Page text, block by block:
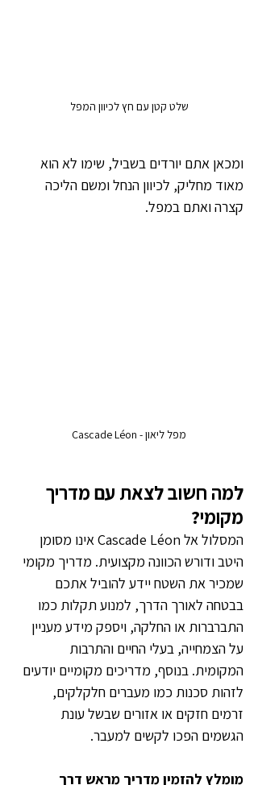
שלט קטן עם חץ לכיוון המפל
ומכאן אתם יורדים בשביל, שימו לא הוא
מאוד מחליק, לכיוון הנחל ומשם הליכה
קצרה ואתם במפל.
מפל ליאון - Cascade Léon
למה חשוב לצאת עם מדריך
מקומי?
המסלול אל Cascade Léon אינו מסומן
היטב ודורש הכוונה מקצועית. מדריך מקומי
שמכיר את השטח יידע להוביל אתכם
בבטחה לאורך הדרך, למנוע תקלות כמו
התברברות או החלקה, ויספק מידע מעניין
על הצמחייה, בעלי החיים והתרבות
המקומית. בנוסף, מדריכים מקומיים יודעים
לזהות סכנות כמו מעברים חלקלקים,
זרמים חזקים או אזורים שבשל עונת
הגשמים הפכו לקשים למעבר.
מומלץ להזמין מדריך מראש דרך